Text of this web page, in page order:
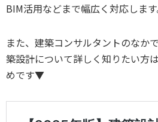
BIM活用などまで幅広く対応します
また、建築コンサルタントのなか
築設計について詳しく知りたい方
めです▼